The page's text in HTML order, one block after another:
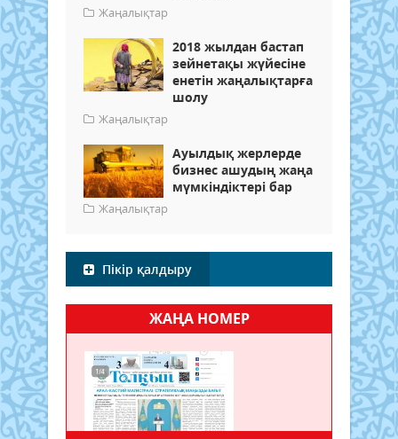
Жаңалықтар
2018 жылдан бастап
зейнетақы жүйесіне
енетін жаңалықтарға
шолу
Жаңалықтар
Ауылдық жерлерде
бизнес ашудың жаңа
мүмкіндіктері бар
Жаңалықтар
Пікір қалдыру
ЖАҢА НОМЕР